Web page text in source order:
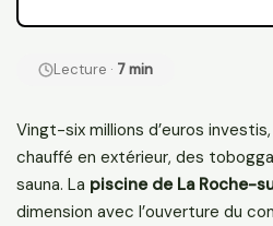
Lecture · 7 min
Vingt-six millions d’euros
chauffé en extérieur, des
sauna. La piscine de La Roche-
dimension avec l’ouverture du